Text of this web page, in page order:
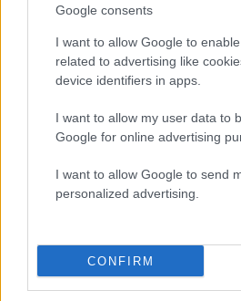
Google consents
I want to allow Google to
related to advertising like
device identifiers in apps.
I want to allow my user data to
Google for online advertising
I want to allow Google to send
personalized advertising.
CONFIRM
Η βαθμολογία της UEFA
ΠΑΟΚ από την Άντερλεχτ
Έφυγαν οι
«Ελπίδα για τη
Canadair 515: Οι
φωτιάς
70 Μεταφορές χρημάτων:
θεωρηθούν δωρεές